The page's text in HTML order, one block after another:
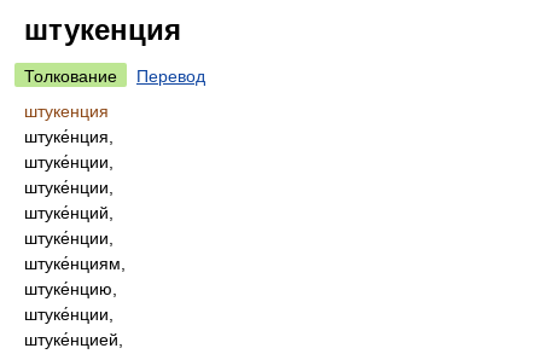
штукенция
Толкование
Перевод
штукенция
штуке́нция,
штуке́нции,
штуке́нции,
штуке́нций,
штуке́нции,
штуке́нциям,
штуке́нцию,
штуке́нции,
штуке́нцией,